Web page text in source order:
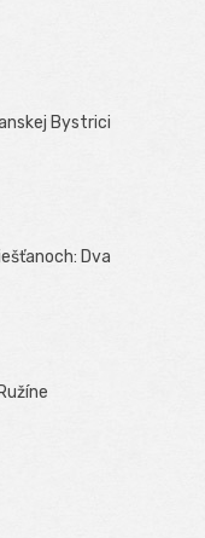
Bystrici
Dva